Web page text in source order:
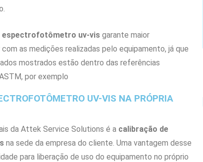
espectrofotômetro uv-vis garante maior
as medições realizadas pelo equipamento, já que
mostrados estão dentro das referências
por exemplo
UV-VIS NA PRÓPRIA
da Attek Service Solutions é a calibração de
na sede da empresa do cliente. Uma vantagem desse
para liberação de uso do equipamento no próprio